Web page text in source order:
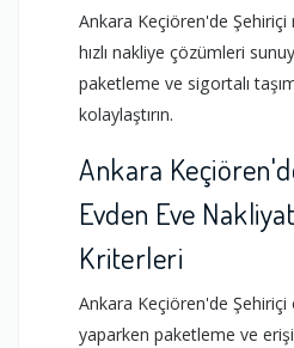
Ankara Keçiören'de Şehiriçi
hızlı nakliye çözümleri
paketleme ve sigortalı
kolaylaştırın.
Ankara
Evden Eve
Kriterleri
Ankara Keçiören'de
yaparken paketleme ve